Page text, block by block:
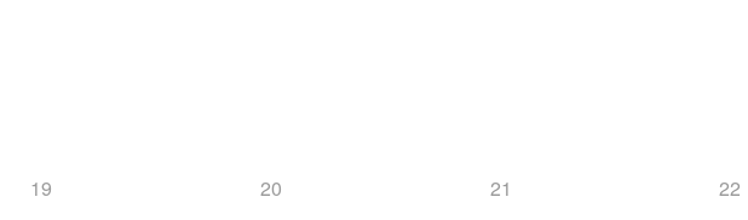
19 20 21 22